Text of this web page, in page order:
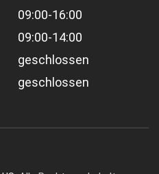
09:00-16:00
09:00-14:00
geschlossen
geschlossen